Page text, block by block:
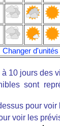
Changer d'unités
10 jours des
sont
pour voir
voir les